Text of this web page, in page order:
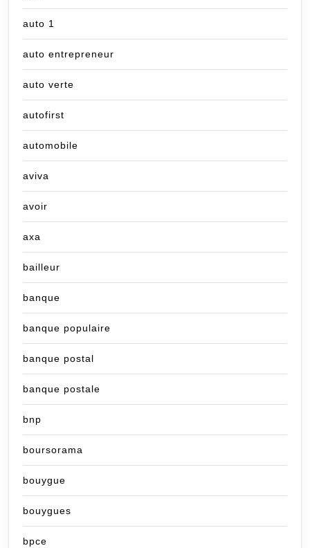
auto 1
auto entrepreneur
auto verte
autofirst
automobile
aviva
avoir
axa
bailleur
banque
banque populaire
banque postal
banque postale
bnp
boursorama
bouygue
bouygues
bpce